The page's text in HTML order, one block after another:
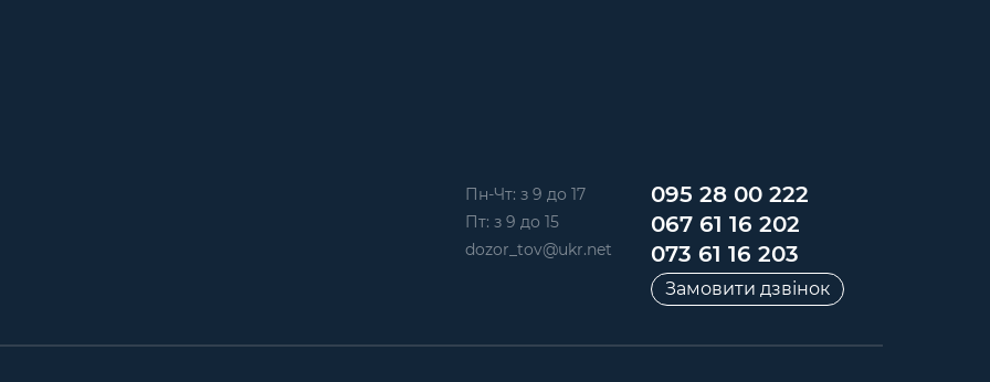
Пн-Чт: з 9 до 17
Пт: з 9 до 15
dozor_tov@ukr.net
095 28 00 222
067 61 16 202
073 61 16 203
Замовити дзвінок